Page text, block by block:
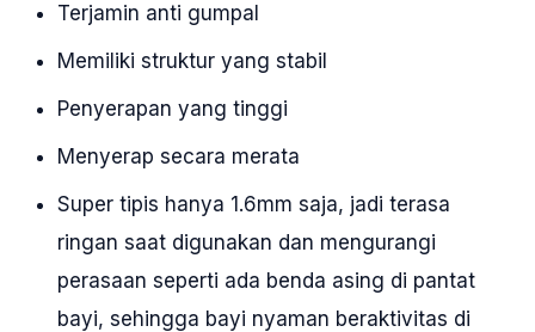
Terjamin anti gumpal
Memiliki struktur yang stabil
Penyerapan yang tinggi
Menyerap secara merata
Super tipis hanya 1.6mm saja, jadi terasa
ringan saat digunakan dan mengurangi
perasaan seperti ada benda asing di pantat
bayi, sehingga bayi nyaman beraktivitas di